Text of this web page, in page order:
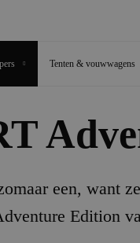
Tenten & vouwwagens
een, want
Edition